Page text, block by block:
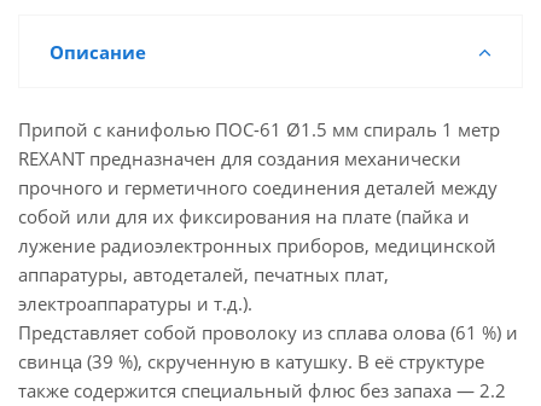
Описание
Припой с канифолью ПОС-61 Ø1.5 мм спираль 1 метр
REXANT предназначен для создания механически
прочного и герметичного соединения деталей между
собой или для их фиксирования на плате (пайка и
лужение радиоэлектронных приборов, медицинской
аппаратуры, автодеталей, печатных плат,
электроаппаратуры и т.д.).
Представляет собой проволоку из сплава олова (61 %) и
свинца (39 %), скрученную в катушку. В её структуре
также содержится специальный флюс без запаха — 2.2